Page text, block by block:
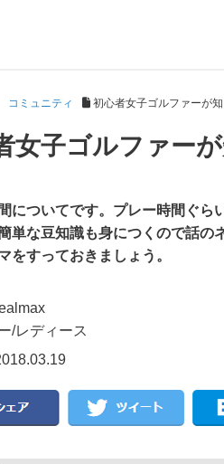
コミュニティ 初心者女子ゴルファーが
女子ゴルファー
についてです。プレー時間ぐら
単な豆知識も身につくので話の
をすっておきましょう。
/レディース